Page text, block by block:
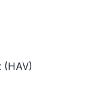
(HAV)